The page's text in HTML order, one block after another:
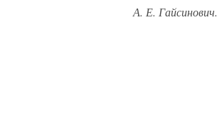
А. Е. Гайсинович.